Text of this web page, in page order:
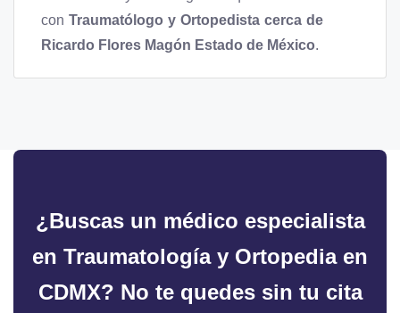
con Traumatólogo y Ortopedista cerca de
Ricardo Flores Magón Estado de México.
¿Buscas un médico especialista
en Traumatología y Ortopedia en
CDMX? No te quedes sin tu cita